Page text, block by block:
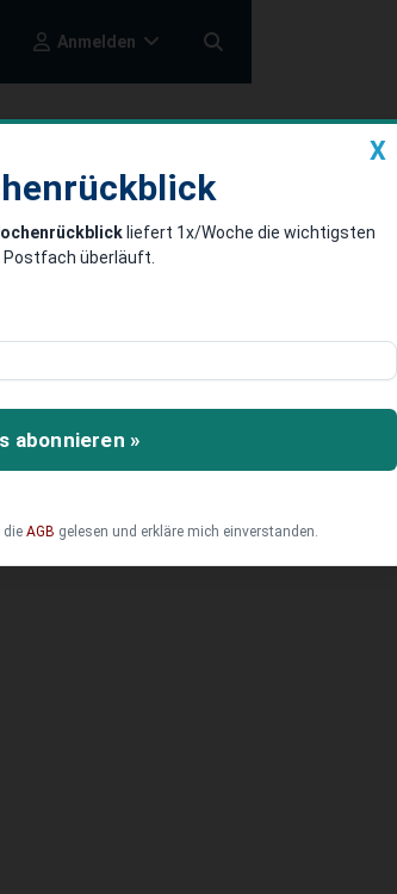
Anmelden
zu einem
2026
X
liefert 1x/Woche die wichtigsten
Postfach überläuft.
abonnieren »
die AGB gelesen und erkläre mich einverstanden.